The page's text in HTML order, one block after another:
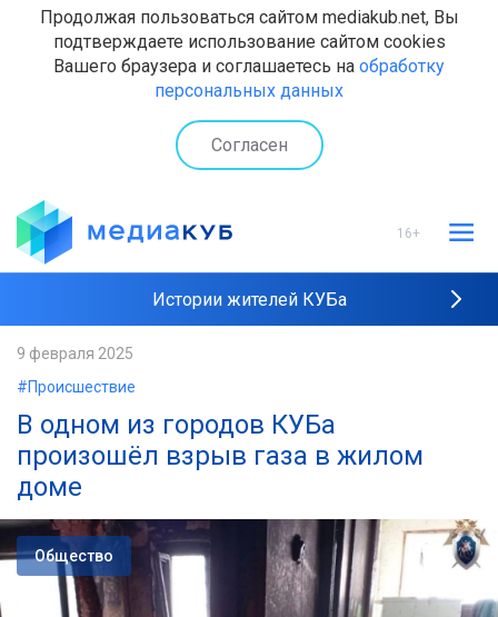
Продолжая пользоваться сайтом mediakub.net, Вы
подтверждаете использование сайтом cookies
Вашего браузера и соглашаетесь на обработку
персональных данных
Согласен
16+
Истории жителей КУБа
9 февраля 2025
#Происшествие
В одном из городов КУБа
произошёл взрыв газа в жилом
доме
Общество